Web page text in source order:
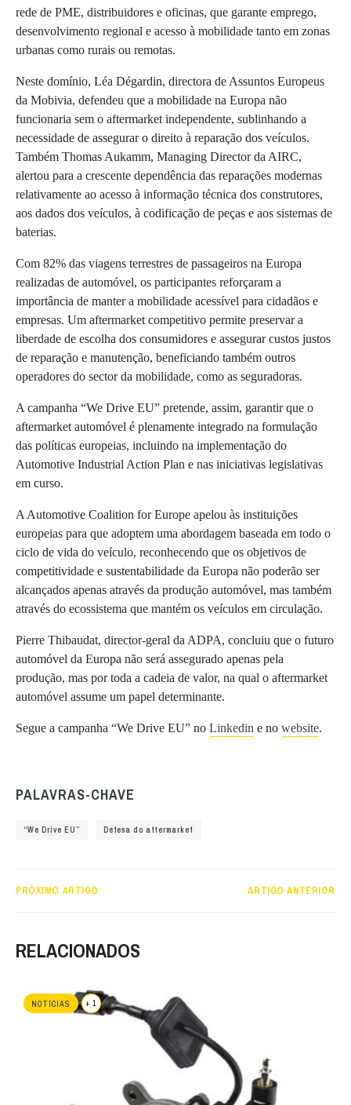
rede de PME, distribuidores e oficinas, que garante emprego,
desenvolvimento regional e acesso à mobilidade tanto em zonas
urbanas como rurais ou remotas.
Neste domínio, Léa Dégardin, directora de Assuntos Europeus
da Mobivia, defendeu que a mobilidade na Europa não
funcionaria sem o aftermarket independente, sublinhando a
necessidade de assegurar o direito à reparação dos veículos.
Também Thomas Aukamm, Managing Director da AIRC,
alertou para a crescente dependência das reparações modernas
relativamente ao acesso à informação técnica dos construtores,
aos dados dos veículos, à codificação de peças e aos sistemas de
baterias.
Com 82% das viagens terrestres de passageiros na Europa
realizadas de automóvel, os participantes reforçaram a
importância de manter a mobilidade acessível para cidadãos e
empresas. Um aftermarket competitivo permite preservar a
liberdade de escolha dos consumidores e assegurar custos justos
de reparação e manutenção, beneficiando também outros
operadores do sector da mobilidade, como as seguradoras.
A campanha “We Drive EU” pretende, assim, garantir que o
aftermarket automóvel é plenamente integrado na formulação
das políticas europeias, incluindo na implementação do
Automotive Industrial Action Plan e nas iniciativas legislativas
em curso.
A Automotive Coalition for Europe apelou às instituições
europeias para que adoptem uma abordagem baseada em todo o
ciclo de vida do veículo, reconhecendo que os objetivos de
competitividade e sustentabilidade da Europa não poderão ser
alcançados apenas através da produção automóvel, mas também
através do ecossistema que mantém os veículos em circulação.
Pierre Thibaudat, director-geral da ADPA, concluiu que o futuro
automóvel da Europa não será assegurado apenas pela
produção, mas por toda a cadeia de valor, na qual o aftermarket
automóvel assume um papel determinante.
Segue a campanha “We Drive EU” no Linkedin e no website.
PALAVRAS-CHAVE
“We Drive EU” Defesa do aftermarket
PRÓXIMO ARTIGO ARTIGO ANTERIOR
RELACIONADOS
NOTÍCIAS + 1